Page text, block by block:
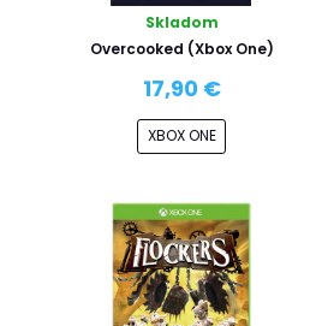
Skladom
Overcooked (Xbox One)
17,90 €
XBOX ONE